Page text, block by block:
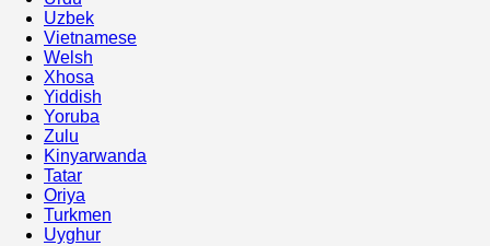
Uzbek
Vietnamese
Welsh
Xhosa
Yiddish
Yoruba
Zulu
Kinyarwanda
Tatar
Oriya
Turkmen
Uyghur